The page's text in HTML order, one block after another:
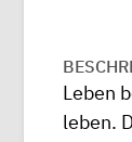
Leben
leben.